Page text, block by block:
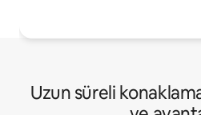
Uzun süreli